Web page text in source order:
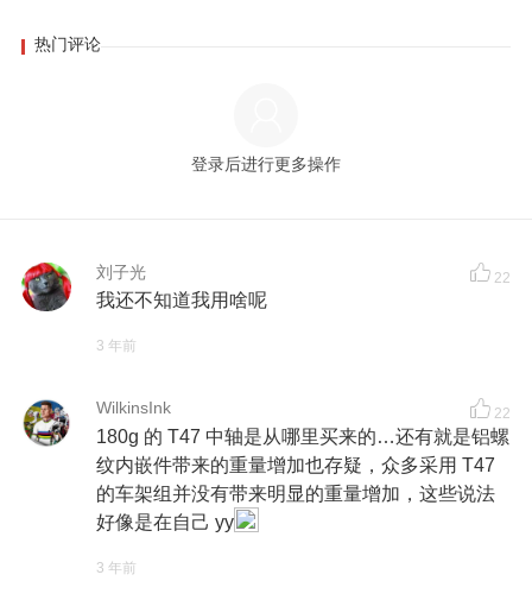
热门评论
登录后进行更多操作
刘子光 22
我还不知道我用啥呢
3 年前
WilkinsInk 22
180g 的 T47 中轴是从哪里买来的…还有就是铝螺
纹内嵌件带来的重量增加也存疑，众多采用 T47
的车架组并没有带来明显的重量增加，这些说法
好像是在自己 yy
3 年前